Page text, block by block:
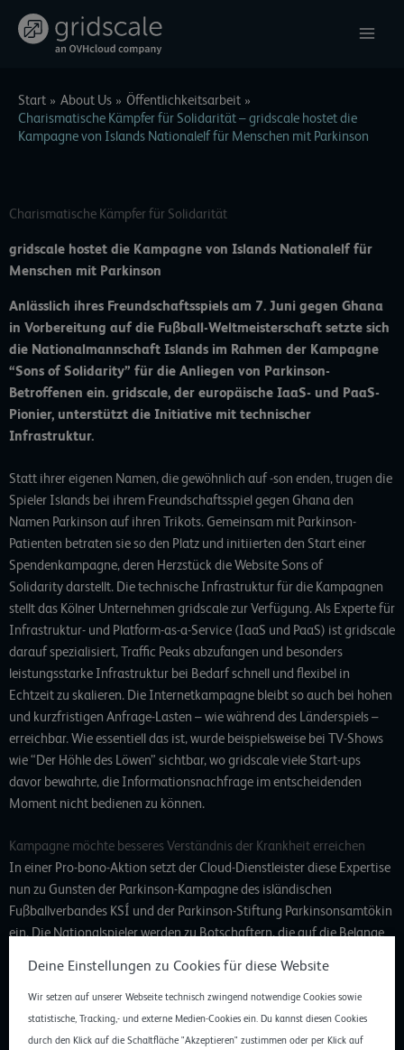
Inhalt
Start About Us
Öffentlichkeitsarbeit
Charismatische Kämpfer für Solidarität – gridscale hostet die
Kampagne von Islands Nationalelf für Menschen mit Parkinson
Charismatische Kämpfer für Solidarität
gridscale hostet die Kampagne von Islands Nationalelf für
Menschen mit Parkinson
Anlässlich ihres Freundschaftsspiels am 7. Juni gegen Ghana
in Vorbereitung auf die Fußball-Weltmeisterschaft setzte sich
die Nationalmannschaft Islands im Rahmen der Kampagne
“Sons of Solidarity” für die Anliegen von Parkinson-
Betroffenen ein. gridscale, der europäische IaaS- und PaaS-
Pionier, unterstützt die Initiative mit technischer
Infrastruktur.
Statt ihrer eigenen Namen, die gewöhnlich auf -son enden, trugen die
Spieler Islands bei ihrem Freundschaftsspiel gegen Ghana den
Namen Parkinson auf ihren Trikots. Gemeinsam mit Parkinson-
Patienten betraten sie so den Platz und initiierten den Start einer
Spendenkampagne, deren Herzstück die WebsiteSons of
Solidaritydarstellt. Die technische Infrastruktur für die Kampagnen
stellt das Kölner Unternehmen gridscale zur Verfügung. Als Experte für
Infrastruktur- und Platform-as-a-Service (IaaS und PaaS) ist gridscale
darauf spezialisiert, Traffic Peaks abzufangen und besonders
leistungsstarke Infrastruktur bei Bedarf schnell und flexibel in
Echtzeit zu skalieren. Die Internetkampagne bleibt so auch bei hohen
und kurzfristigen Anfrage-Lasten – wie während des Länderspiels –
erreichbar. Wie essentiell das ist, wurde beispielsweise bei TV-Shows
wie “Der Höhle des Löwen” sichtbar, wo gridscale viele Start-ups
davor bewahrte, die Informationsnachfrage im entscheidenden
Moment nicht bedienen zu können.
Kampagne möchte besseres Verständnis der Krankheit erreichen
In einer Pro-bono-Aktion setzt der Cloud-Dienstleister diese Expertise
nun zu Gunsten der Parkinson-Kampagne des isländischen
Fußballverbandes KSÍ und der Parkinson-Stiftung Parkinsonsamtökin
ein. Die Nationalspieler werden zu Botschaftern, die auf die Belange
grenzüberschreitenden Kampagne ist das überdurchschnittlich
häufige Vorkommen der neurodegenerativen Erkrankung in Island.
Das Land belegt den zweiten Platz in den weltweiten Statistiken und
weist die zweithöchste Sterblichkeitsrate durch die Parkinson-
Deine Einstellungen zu Cookies für diese Website
Wir setzen auf unserer Webseite technisch zwingend notwendige Cookies sowie
statistische, Tracking,- und externe Medien-Cookies ein. Du kannst diesen Cookies
durch den Klick auf die Schaltfläche "Akzeptieren" zustimmen oder per Klick auf